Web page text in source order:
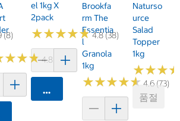
(8)
★★★
★★★4.8 (21)
에 담기
El 1kg X
2pack
★★★★★
★★★★★4.8 (38)
카트에 담기
Brookfa
Rm The
Essentia
L
Granola
1kg
★★★★★
★★★★★ 4.6 (73)
Naturso
Urce
Salad
Topper
1kg
★★★
★★★
품절